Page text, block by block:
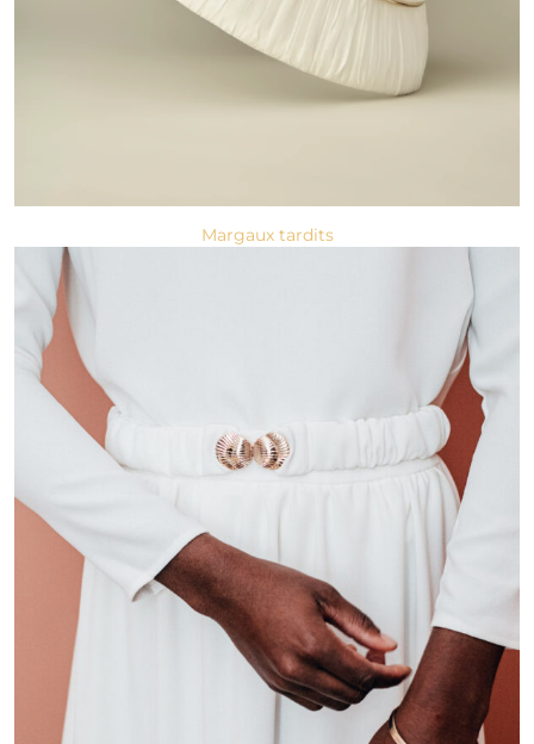
Margaux tardits